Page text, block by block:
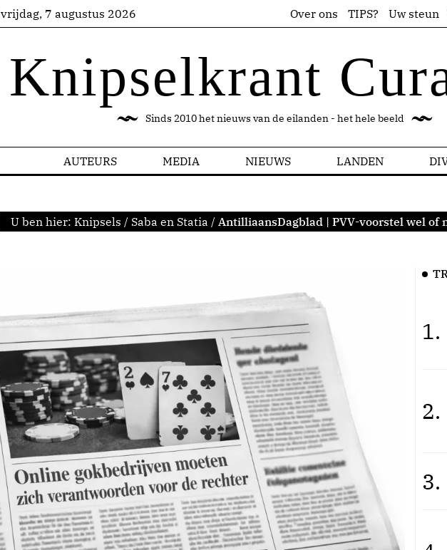
vrijdag, 7 augustus 2026 Over ons TIPS? Uw steun
Knipselkrant
Sinds 2010 het nieuws van de eilanden - het hele beeld
AUTEURS MEDIA NIEUWS LANDEN
U ben hier: Knipsels / Saba en Statia / AntilliaansDagblad | PVV-voorstel wel of
1.
2.
3.